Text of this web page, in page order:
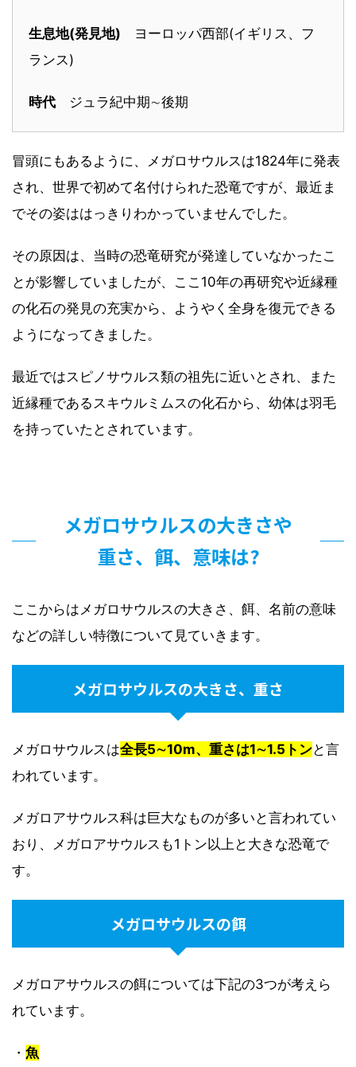
生息地(発見地) ヨーロッパ西部(イギリス、フ
ランス)
時代 ジュラ紀中期∼後期
冒頭にもあるように、メガロサウルスは1824年に発表
され、世界で初めて名付けられた恐竜ですが、最近ま
でその姿ははっきりわかっていませんでした。
その原因は、当時の恐竜研究が発達していなかったこ
とが影響していましたが、ここ10年の再研究や近縁種
の化石の発見の充実から、ようやく全身を復元できる
ようになってきました。
最近ではスピノサウルス類の祖先に近いとされ、また
近縁種であるスキウルミムスの化石から、幼体は羽毛
を持っていたとされています。
メガロサウルスの大きさや
重さ、餌、意味は?
ここからはメガロサウルスの大きさ、餌、名前の意味
などの詳しい特徴について見ていきます。
メガロサウルスの大きさ、重さ
メガロサウルスは全長5∼10m、 重さは1∼1.5トンと言
われています。
メガロアサウルス科は巨大なものが多いと言われてい
おり、メガロアサウルスも1トン以上と大きな恐竜で
す。
メガロサウルスの餌
メガロアサウルスの餌については下記の3つが考えら
れています。
・ 魚